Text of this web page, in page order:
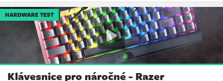
HARDWARE TEST
Klávesnice pro náročné - Razer